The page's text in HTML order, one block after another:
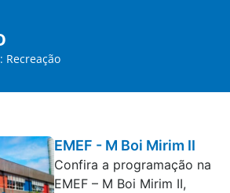
Recreação
EMEF - M Boi Mirim II
Confira a programação na
EMEF – M Boi Mirim II,